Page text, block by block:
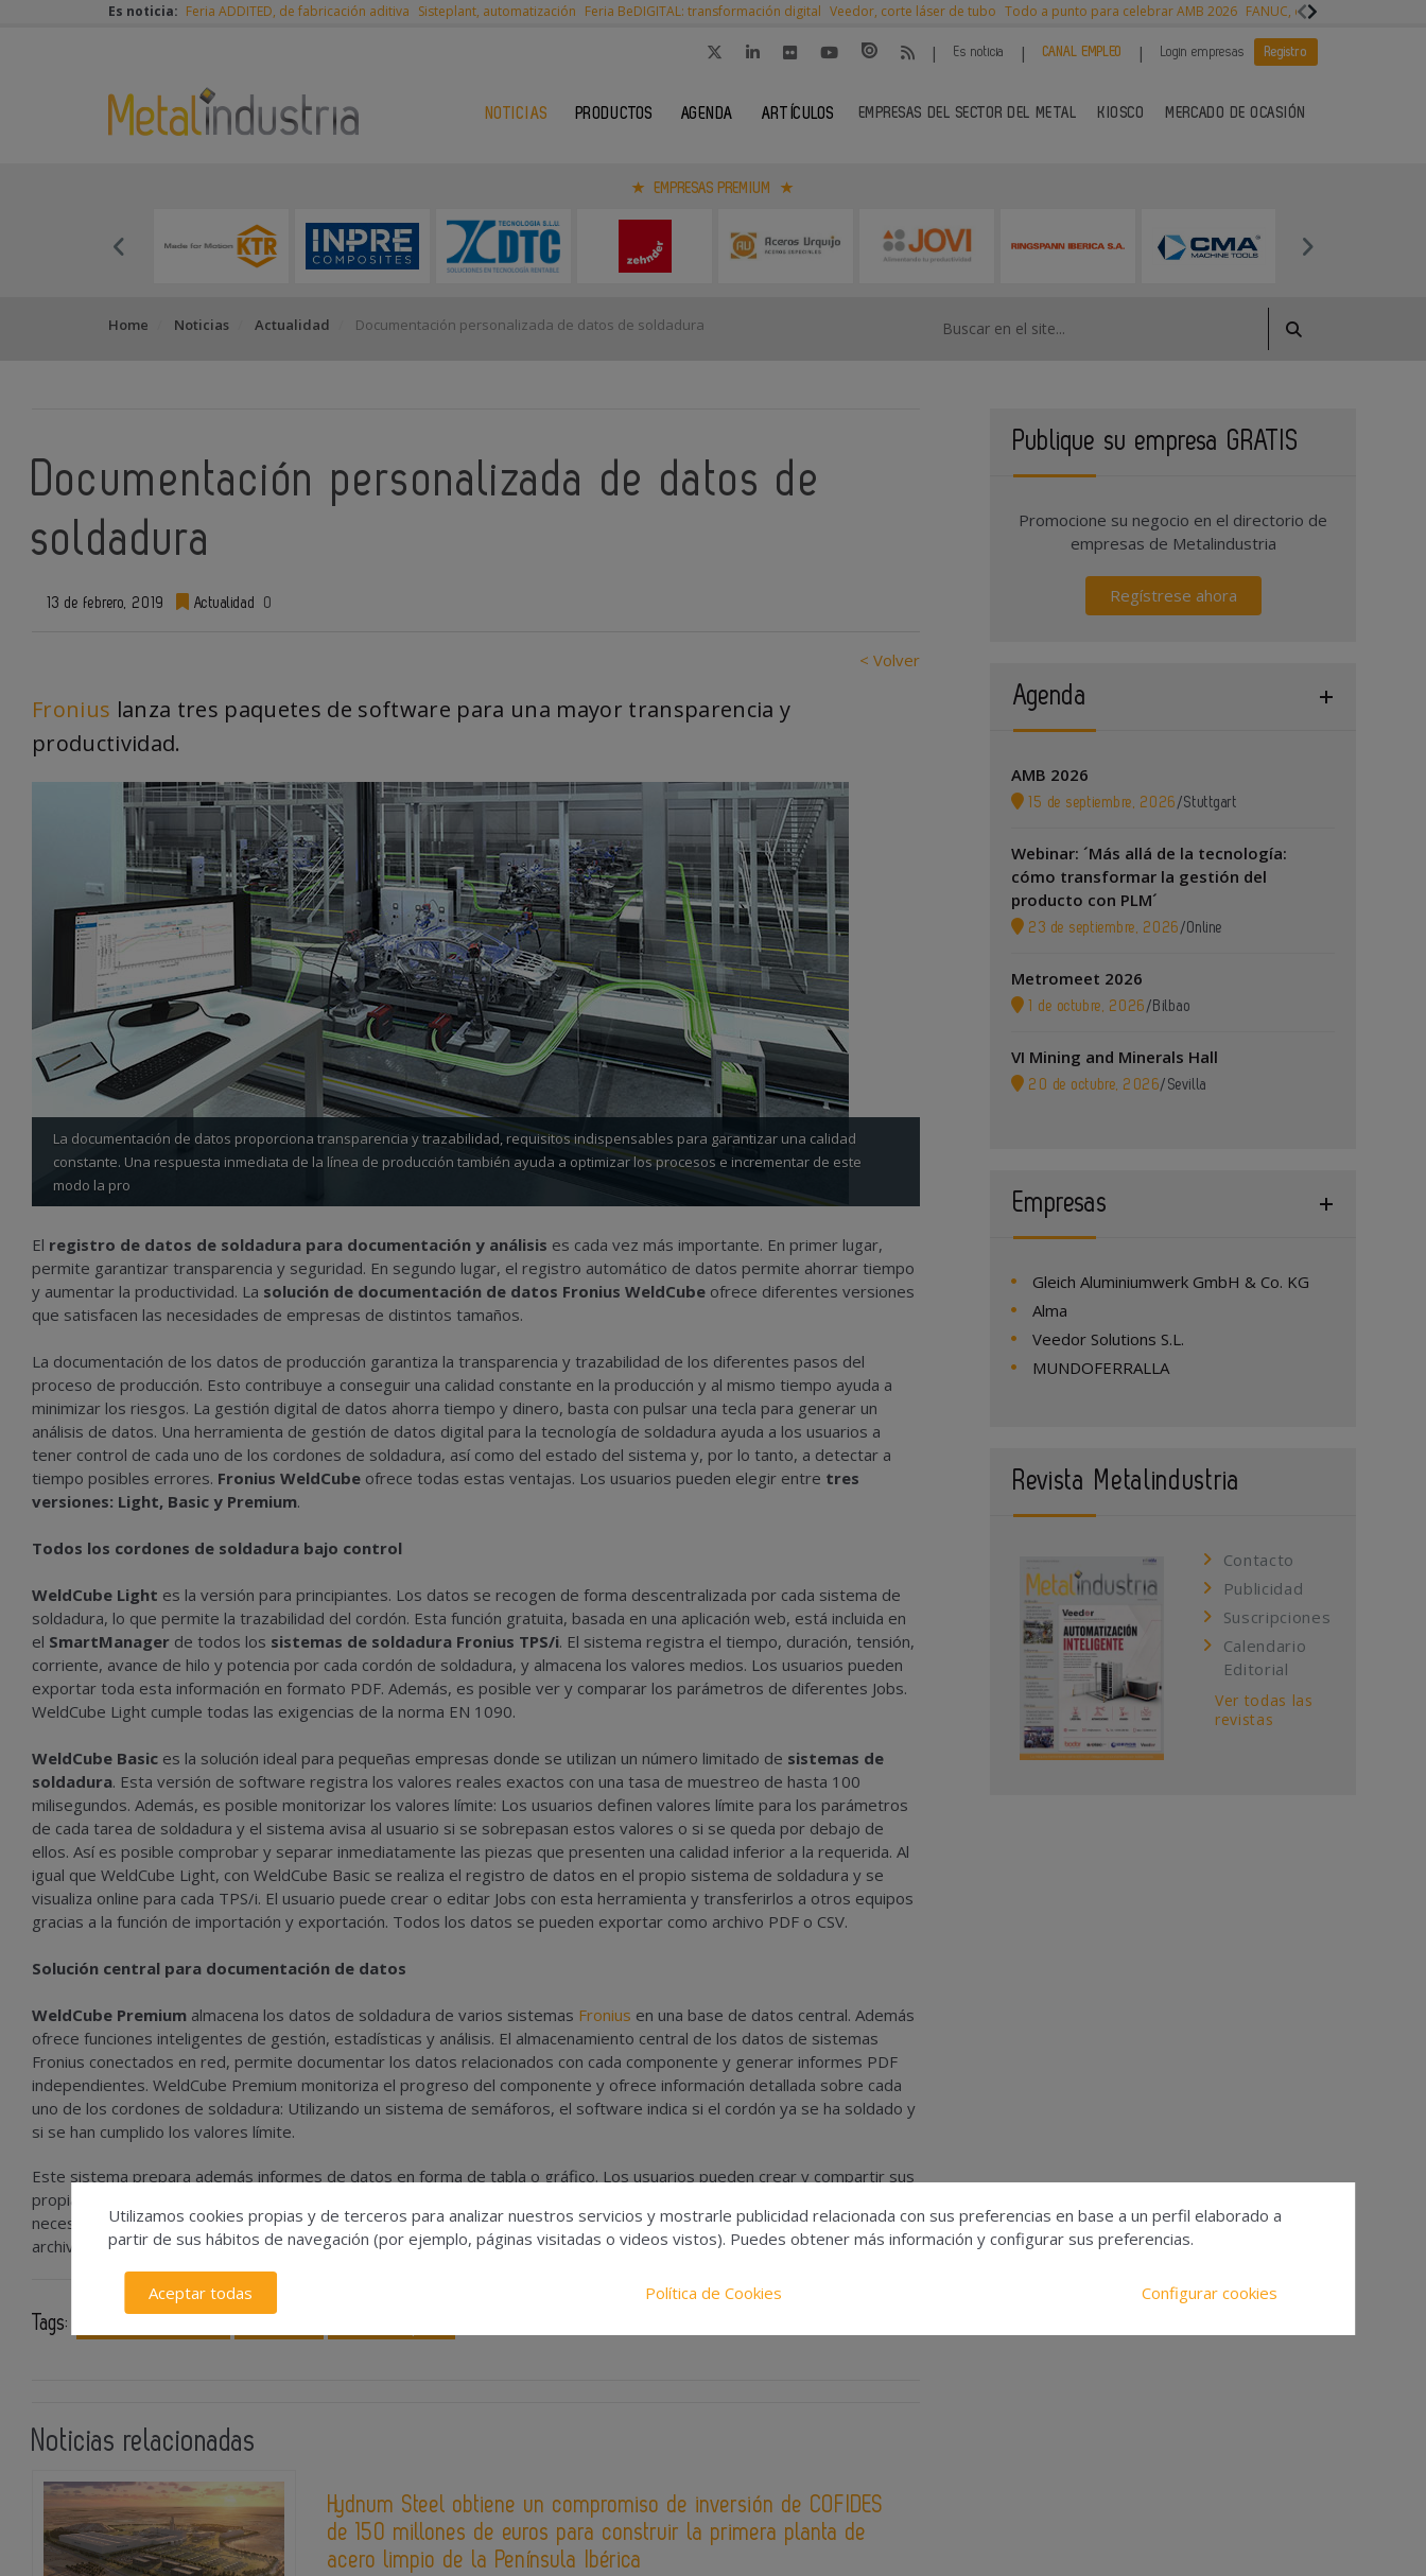
Es noticia: Feria ADDITED, de fabricación aditiva Sisteplant, automatización Feria BeDIGITAL: transformación digital Veedor, corte láser de tubo Todo a punto para celebrar AMB 2026 FANUC, colaboración con
| Es noticia | CANAL EMPLEO | Login empresas Registro
NOTICIAS PRODUCTOS AGENDA ARTÍCULOS EMPRESAS DEL SECTOR DEL METAL KIOSCO MERCADO DE OCASIÓN
EMPRESAS PREMIUM
Home Noticias Actualidad Documentación personalizada de datos de soldadura
Documentación personalizada de datos de
soldadura
13 de febrero, 2019 Actualidad 0
< Volver
Fronius lanza tres paquetes de software para una mayor transparencia y
productividad.
La documentación de datos proporciona transparencia y trazabilidad, requisitos indispensables para garantizar una calidad
constante. Una respuesta inmediata de la línea de producción también ayuda a optimizar los procesos e incrementar de este
modo la pro
El registro de datos de soldadura para documentación y análisis es cada vez más importante. En primer lugar,
permite garantizar transparencia y seguridad. En segundo lugar, el registro automático de datos permite ahorrar tiempo
y aumentar la productividad. La solución de documentación de datos Fronius WeldCube ofrece diferentes versiones
que satisfacen las necesidades de empresas de distintos tamaños.
La documentación de los datos de producción garantiza la transparencia y trazabilidad de los diferentes pasos del
proceso de producción. Esto contribuye a conseguir una calidad constante en la producción y al mismo tiempo ayuda a
minimizar los riesgos. La gestión digital de datos ahorra tiempo y dinero, basta con pulsar una tecla para generar un
análisis de datos. Una herramienta de gestión de datos digital para la tecnología de soldadura ayuda a los usuarios a
tener control de cada uno de los cordones de soldadura, así como del estado del sistema y, por lo tanto, a detectar a
tiempo posibles errores. Fronius WeldCube ofrece todas estas ventajas. Los usuarios pueden elegir entre tres
versiones: Light, Basic y Premium.
Todos los cordones de soldadura bajo control
WeldCube Light es la versión para principiantes. Los datos se recogen de forma descentralizada por cada sistema de
soldadura, lo que permite la trazabilidad del cordón. Esta función gratuita, basada en una aplicación web, está incluida en
el SmartManager de todos los sistemas de soldadura Fronius TPS/i. El sistema registra el tiempo, duración, tensión,
corriente, avance de hilo y potencia por cada cordón de soldadura, y almacena los valores medios. Los usuarios pueden
exportar toda esta información en formato PDF. Además, es posible ver y comparar los parámetros de diferentes Jobs.
WeldCube Light cumple todas las exigencias de la norma EN 1090.
WeldCube Basic es la solución ideal para pequeñas empresas donde se utilizan un número limitado de sistemas de
soldadura. Esta versión de software registra los valores reales exactos con una tasa de muestreo de hasta 100
milisegundos. Además, es posible monitorizar los valores límite: Los usuarios definen valores límite para los parámetros
de cada tarea de soldadura y el sistema avisa al usuario si se sobrepasan estos valores o si se queda por debajo de
ellos. Así es posible comprobar y separar inmediatamente las piezas que presenten una calidad inferior a la requerida. Al
igual que WeldCube Light, con WeldCube Basic se realiza el registro de datos en el propio sistema de soldadura y se
visualiza online para cada TPS/i. El usuario puede crear o editar Jobs con esta herramienta y transferirlos a otros equipos
gracias a la función de importación y exportación. Todos los datos se pueden exportar como archivo PDF o CSV.
Solución central para documentación de datos
WeldCube Premium almacena los datos de soldadura de varios sistemas Fronius en una base de datos central. Además
ofrece funciones inteligentes de gestión, estadísticas y análisis. El almacenamiento central de los datos de sistemas
Fronius conectados en red, permite documentar los datos relacionados con cada componente y generar informes PDF
independientes. WeldCube Premium monitoriza el progreso del componente y ofrece información detallada sobre cada
uno de los cordones de soldadura: Utilizando un sistema de semáforos, el software indica si el cordón ya se ha soldado y
si se han cumplido los valores límite.
Este sistema prepara además informes de datos en forma de tabla o gráfico. Los usuarios pueden crear y compartir sus
propias estadísticas utilizando filtros. Además, el usuario puede diseñar su propia interface de usuario adaptada a sus
necesidades. También es posible transferir los datos a sistemas de otros fabricantes gracias a la exportación de
archivos y la interface API web.
Tags:
Noticias relacionadas
Hydnum Steel obtiene un compromiso de inversión de COFIDES
de 150 millones de euros para construir la primera planta de
acero limpio de la Península Ibérica
Publique su empresa GRATIS
Promocione su negocio en el directorio de
empresas de Metalindustria
Regístrese ahora
Agenda
AMB 2026
15 de septiembre, 2026 /Stuttgart
Webinar: ´Más allá de la tecnología:
cómo transformar la gestión del
producto con PLM´
23 de septiembre, 2026 /Online
Metromeet 2026
1 de octubre, 2026 / Bilbao
VI Mining and Minerals Hall
20 de octubre, 2026/ Sevilla
Empresas
Gleich Aluminiumwerk GmbH & Co. KG
Alma
Veedor Solutions S.L.
MUNDOFERRALLA
Revista Metalindustria
Contacto
Publicidad
Suscripciones
Calendario
Editorial
Ver todas las
revistas
Utilizamos cookies propias y de terceros para analizar nuestros servicios y mostrarle publicidad relacionada con sus preferencias en base a un perfil elaborado a
partir de sus hábitos de navegación (por ejemplo, páginas visitadas o videos vistos). Puedes obtener más información y configurar sus preferencias.
Aceptar todas Política de Cookies Configurar cookies